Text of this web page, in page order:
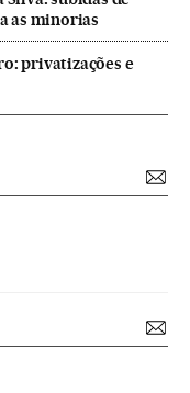
as minorias
privatizações e